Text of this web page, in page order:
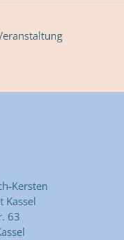
Kersten
Kassel
63